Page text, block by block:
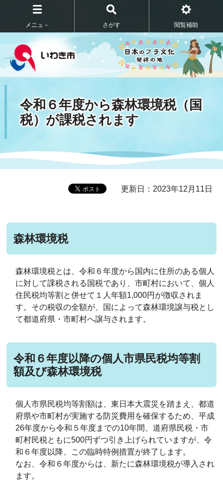
メニュ－ さがす 閲覧補助
令和６年度から森林環境税（国
税）が課税されます
更新日：2023年12月11日
森林環境税
森林環境税とは、令和６年度から国内に住所のある個人
に対して課税される国税であり、市町村において、個人
住民税均等割と併せて１人年額1,000円が徴収されま
す。その税収の全額が、国によって森林環境譲与税とし
て都道府県・市町村へ譲与されます。
令和６年度以降の個人市県民税均等割
額及び森林環境税
個人市県民税均等割額は、東日本大震災を踏まえ、都道
府県や市町村が実施する防災費用を確保するため、平成
26年度から令和５年度までの10年間、道府県民税・市
町村民税ともに500円ずつ引き上げられていますが、令
和６年度以降、この臨時特例措置が終了します。
なお、令和６年度からは、新たに森林環境税が導入され
ます。